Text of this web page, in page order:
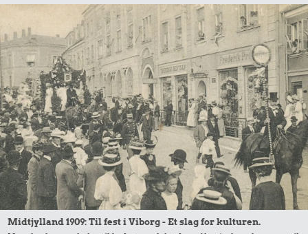
Midtjylland 1909: Til fest i Viborg - Et slag for kulturen.